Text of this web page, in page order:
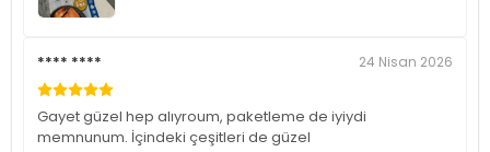
**** **** 24 Nisan 2026
Gayet güzel hep alıyroum, paketleme de iyiydi
memnunum. İçindeki çeşitleri de güzel